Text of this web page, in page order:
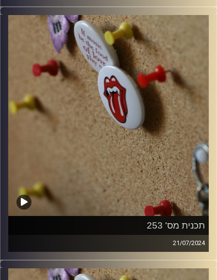
קלאסיקות רוק עם אורן הוף
włodi
תכנית מס' 253
21/07/2024
קלאסיקות רוק עם אורן הוף